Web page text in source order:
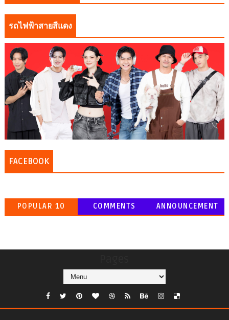
รถไฟฟ้าสายสีแดง
FACEBOOK
POPULAR 10 COMMENTS ANNOUNCEMENT